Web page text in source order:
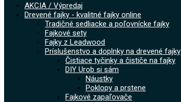
AKCIA / Výpredaj
Drevené fajky - kvalitné fajky online
Tradičné sedliacke a poľovnícke fajky
Fajkové sety
Fajky z Leadwood
Príslušenstvo a doplnky na drevené fajky
Čistiace tyčinky a čističe na fajky
DIY Urob si sám
Náustky
Poklopy a prstene
Fajkové zapaľovače